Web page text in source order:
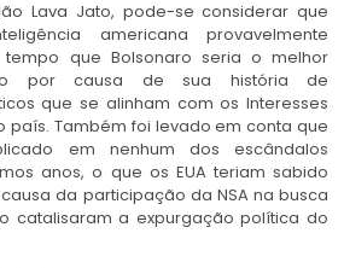
Lava Jato, pode-se considerar que
americana provavelmente
que Bolsonaro seria o melhor
por causa de sua história de
que se alinham com os Interesses
país. Também foi levado em conta que
em nenhum dos escândalos
anos, o que os EUA teriam sabido
da participação da NSA na busca
catalisaram a expurgação política do